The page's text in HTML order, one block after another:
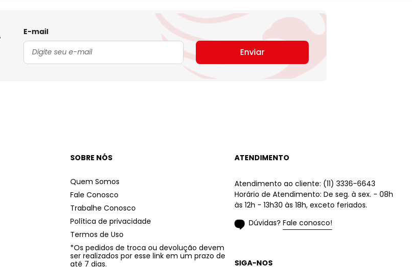
E-mail
Enviar
SOBRE NÓS
Quem Somos
Fale Conosco
Trabalhe Conosco
Política de privacidade
Termos de Uso
*Os pedidos de troca ou devolução devem
ser realizados por esse link em um prazo de
até 7 dias.
ATENDIMENTO
Atendimento ao cliente: (11) 3336-6643
Horário de Atendimento: De seg. à sex. - 08h
às 12h - 13h30 às 18h, exceto feriados.
Dúvidas? Fale conosco!
SIGA-NOS